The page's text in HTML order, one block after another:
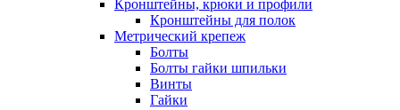
Кронштейны, крюки и профили
Кронштейны для полок
Метрический крепеж
Болты
Болты гайки шпильки
Винты
Гайки